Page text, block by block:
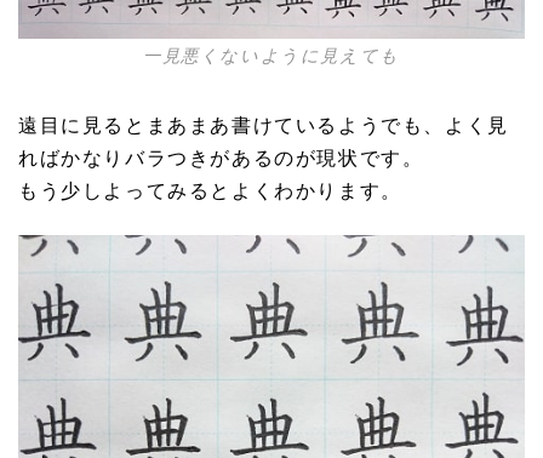
一見悪くないように見えても
遠目に見るとまあまあ書けているようでも、よく見
ればかなりバラつきがあるのが現状です。
もう少しよってみるとよくわかります。